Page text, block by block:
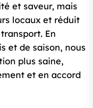
et saveur, mais
locaux et réduit
En
et de saison, nous
plus saine,
et en accord